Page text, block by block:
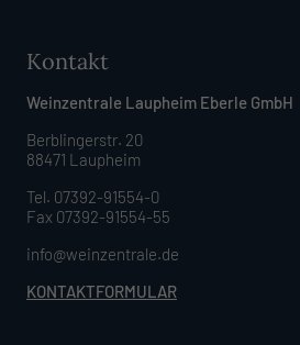
Kontakt
Weinzentrale Laupheim Eberle GmbH
Berblingerstr. 20
88471 Laupheim
Tel. 07392-91554-0
Fax 07392-91554-55
info@weinzentrale.de
KONTAKTFORMULAR